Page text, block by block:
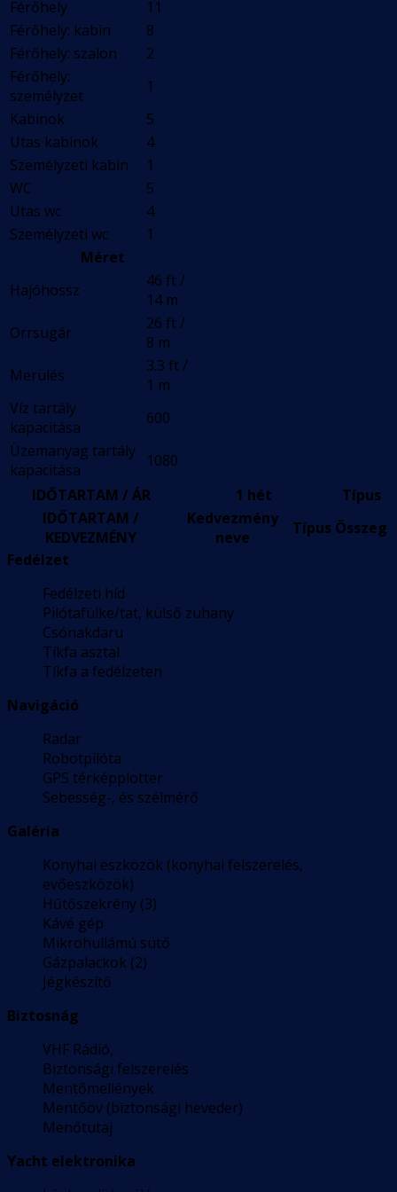
Férőhely
11
Férőhely: kabin
8
Férőhely: szalon
2
Férőhely:
személyzet
1
Kabinok
5
Utas kabinok
4
Személyzeti kabin
1
WC
5
Utas wc
4
Személyzeti wc
1
Méret
Hajóhossz
46 ft /
14 m
Orrsugár
26 ft /
8 m
Merülés
3.3 ft /
1 m
Víz tartály
kapacitása
600
Üzemanyag tartály
kapacitása
1080
IDŐTARTAM / ÁR
1 hét
Típus
IDŐTARTAM /
KEDVEZMÉNY
Kedvezmény
neve
Típus Összeg
Fedélzet
Fedélzeti híd
Pilótafülke/tat, külső zuhany
Csónakdaru
Tíkfa asztal
Tíkfa a fedélzeten
Navigáció
Radar
Robotpilóta
GPS térképplotter
Sebesség-, és szélmérő
Galéria
Konyhai eszközök (konyhai felszerelés,
evőeszközök)
Hűtőszekrény (3)
Kávé gép
Mikrohullámú sütő
Gázpalackok (2)
Jégkészítő
Biztosnág
VHF Rádió,
Biztonsági felszerelés
Mentőmellények
Mentőöv (biztonsági heveder)
Menőtutaj
Yacht elektronika